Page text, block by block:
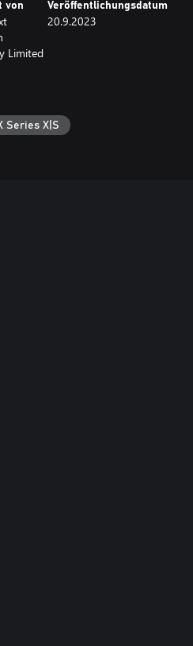
von
Limited
Veröffentlichungsdatum
20.9.2023
Series X|S